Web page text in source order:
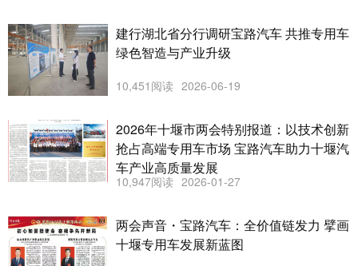
建行湖北省分行调研宝路汽车 共推专用车
绿色智造与产业升级
10,451阅读 2026-06-19
2026年十堰市两会特别报道：以技术创新
抢占高端专用车市场 宝路汽车助力十堰汽
车产业高质量发展
10,947阅读 2026-01-27
两会声音・宝路汽车：全价值链发力 擘画
十堰专用车发展新蓝图